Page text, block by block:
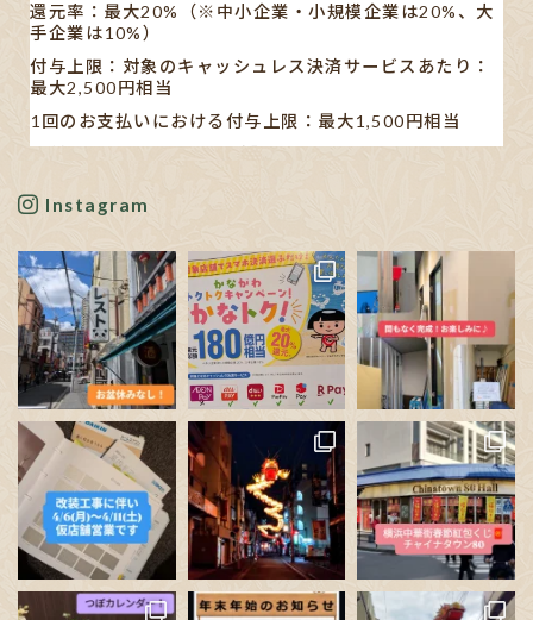
還元率：最大20%（※中小企業・小規模企業は20%、大
手企業は10%）
付与上限：対象のキャッシュレス決済サービスあたり：
最大2,500円相当
1回のお支払いにおける付与上限：最大1,500円相当
※利用する店舗によって対応している決済手段が異なり
✋🏻発表された書類や新聞の記事も見ましたが…、正直分
かりにくいです。
ポイン...See More
Photo
View on Facebook Share
Instagram